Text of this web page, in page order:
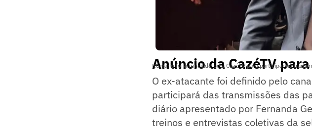
Romário foi anunciado pela CazéTV para participar na
Anúncio da CazéTV
O ex-atacante foi definido pelo
participará das transmissões das
diário apresentado por Fernanda
treinos e entrevistas coletivas da